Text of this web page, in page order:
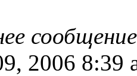
2006 8:39